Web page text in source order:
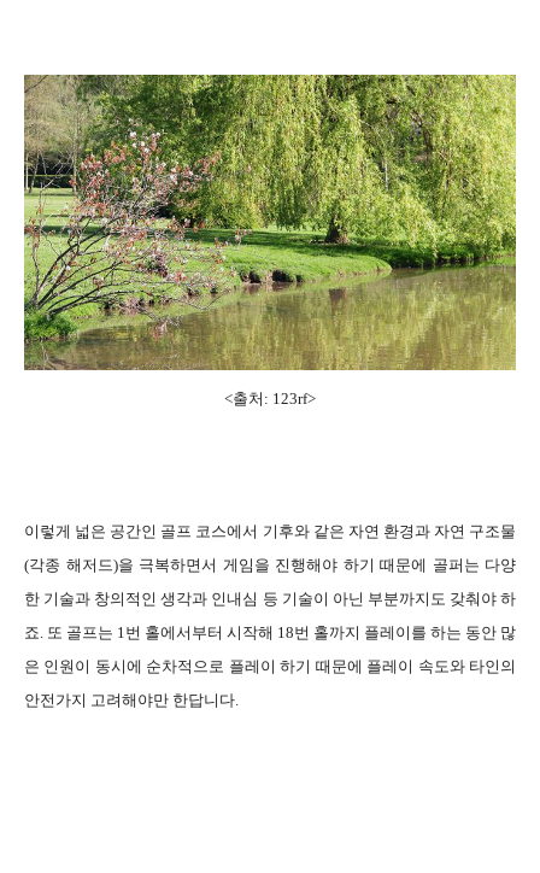
<출처: 123rf>
이렇게 넓은 공간인 골프 코스에서 기후와 같은 자연 환경과 자연 구조물
(각종 해저드)을 극복하면서 게임을 진행해야 하기 때문에 골퍼는 다양
한 기술과 창의적인 생각과 인내심 등 기술이 아닌 부분까지도 갖춰야 하
죠. 또 골프는 1번 홀에서부터 시작해 18번 홀까지 플레이를 하는 동안 많
은 인원이 동시에 순차적으로 플레이 하기 때문에 플레이 속도와 타인의
안전가지 고려해야만 한답니다.